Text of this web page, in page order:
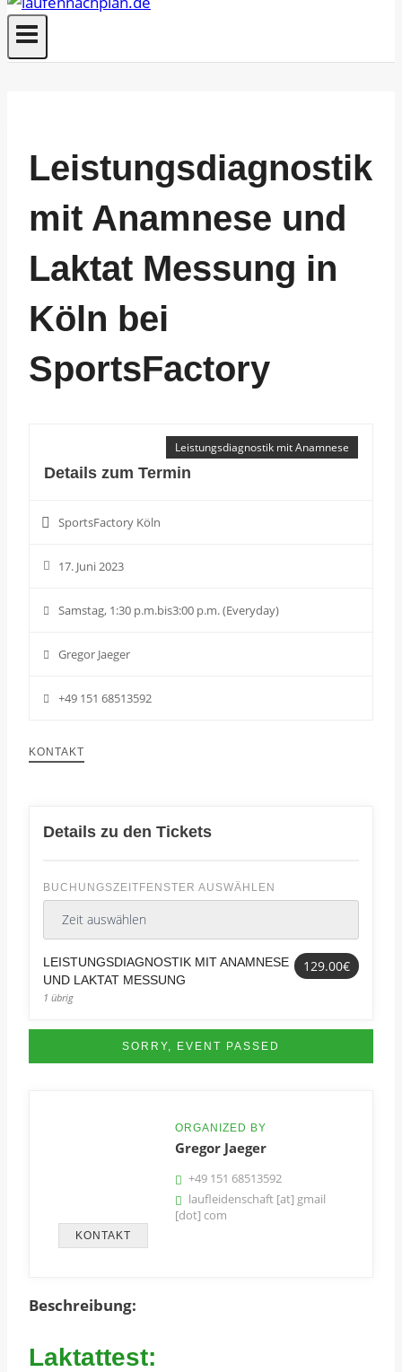
Leistungsdiagnostik
mit Anamnese und
Laktat Messung in
Köln bei
SportsFactory
Leistungsdiagnostik mit Anamnese
Details zum Termin
SportsFactory Köln
17. Juni 2023
Samstag, 1:30 p.m.bis3:00 p.m. (Everyday)
Gregor Jaeger
+49 151 68513592
KONTAKT
Details zu den Tickets
BUCHUNGSZEITFENSTER AUSWÄHLEN
129.00€
LEISTUNGSDIAGNOSTIK MIT ANAMNESE
UND LAKTAT MESSUNG
1 übrig
SORRY, EVENT PASSED
KONTAKT
ORGANIZED BY
Gregor Jaeger
+49 151 68513592
laufleidenschaft [at] gmail
[dot] com
Beschreibung:
Laktattest: